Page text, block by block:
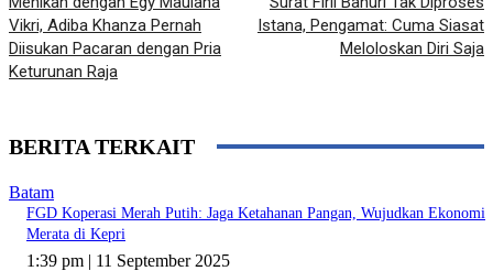
Vikri, Adiba Khanza Pernah
Diisukan Pacaran dengan Pria
Keturunan Raja
Istana, Pengamat: Cuma Siasat
Meloloskan Diri Saja
BERITA TERKAIT
Batam
FGD Koperasi Merah Putih: Jaga Ketahanan Pangan, Wujudkan Ekonomi
Merata di Kepri
1:39 pm | 11 September 2025